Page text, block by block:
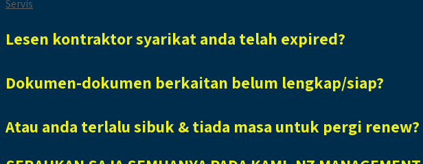
Servis
Lesen kontraktor syarikat anda telah expired?
Dokumen-dokumen berkaitan belum lengkap/siap?
Atau anda terlalu sibuk & tiada masa untuk pergi renew?